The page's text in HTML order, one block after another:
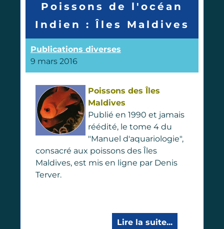
Poissons de l'océan
Indien : Îles Maldives
Publications diverses
9 mars 2016
Poissons des Îles
Maldives
Publié en 1990 et jamais
réédité, le tome 4 du
"Manuel d'aquariologie",
consacré aux poissons des Îles
Maldives, est mis en ligne par Denis
Terver.
Lire la suite...